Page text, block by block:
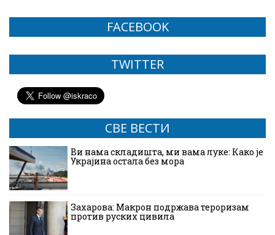
FACEBOOK
TWITTER
СВЕ ВЕСТИ
Ви нама складишта, ми вама луке: Како је
Украјина остала без мора
Захарова: Макрон подржава тероризам
против руских цивила